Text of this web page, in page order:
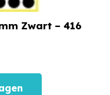
Zwart – 416